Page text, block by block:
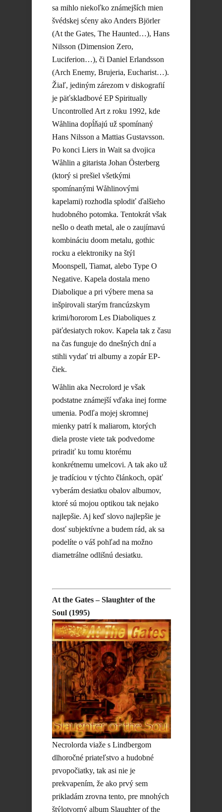
sa mihlo niekoľko známejších mien
švédskej sćeny ako Anders Björler
(At the Gates, The Haunted…), Hans
Nilsson (Dimension Zero,
Luciferion…), či Daniel Erlandsson
(Arch Enemy, Brujeria, Eucharist…).
Žiaľ, jediným zárezom v diskografií
je päťskladbové EP Spiritually
Uncontrolled Art z roku 1992, kde
Wåhlina dopĺňajú už spomínaný
Hans Nilsson a Mattias Gustavsson.
Po konci Liers in Wait sa dvojica
Wåhlin a gitarista Johan Österberg
(ktorý si prešiel všetkými
spomínanými Wåhlinovými
kapelami) rozhodla splodiť ďalšieho
hudobného potomka. Tentokrát však
nešlo o death metal, ale o zaujímavú
kombináciu doom metalu, gothic
rocku a elektroniky na štýl
Moonspell, Tiamat, alebo Type O
Negative. Kapela dostala meno
Diabolique a pri výbere mena sa
inšpirovali starým francúzskym
krimi/hororom Les Diaboliques z
päťdesiatych rokov. Kapela tak z času
na čas funguje do dnešných dní a
stihli vydať tri albumy a zopár EP-
čiek.
Wåhlin aka Necrolord je však
podstatne známejší vďaka inej forme
umenia. Podľa mojej skromnej
mienky patrí k maliarom, ktorých
diela proste viete tak podvedome
priradiť ku tomu ktorému
konkrétnemu umelcovi. A tak ako už
je tradíciou v týchto článkoch, opäť
vyberám desiatku obalov albumov,
ktoré sú mojou optikou tak nejako
najlepšie. Aj keď slovo najlepšie je
dosť subjektívne a budem rád, ak sa
podelíte o váš pohľad na možno
diametrálne odlišnú desiatku.
At the Gates – Slaughter of the
Soul (1995)
Necrolorda viaže s Lindbergom
dlhoročné priateľstvo a hudobné
prvopočiatky, tak asi nie je
prekvapením, že ako prvý sem
prikladám zrovna tento, pre mnohých
štýlotvorný album Slaughter of the